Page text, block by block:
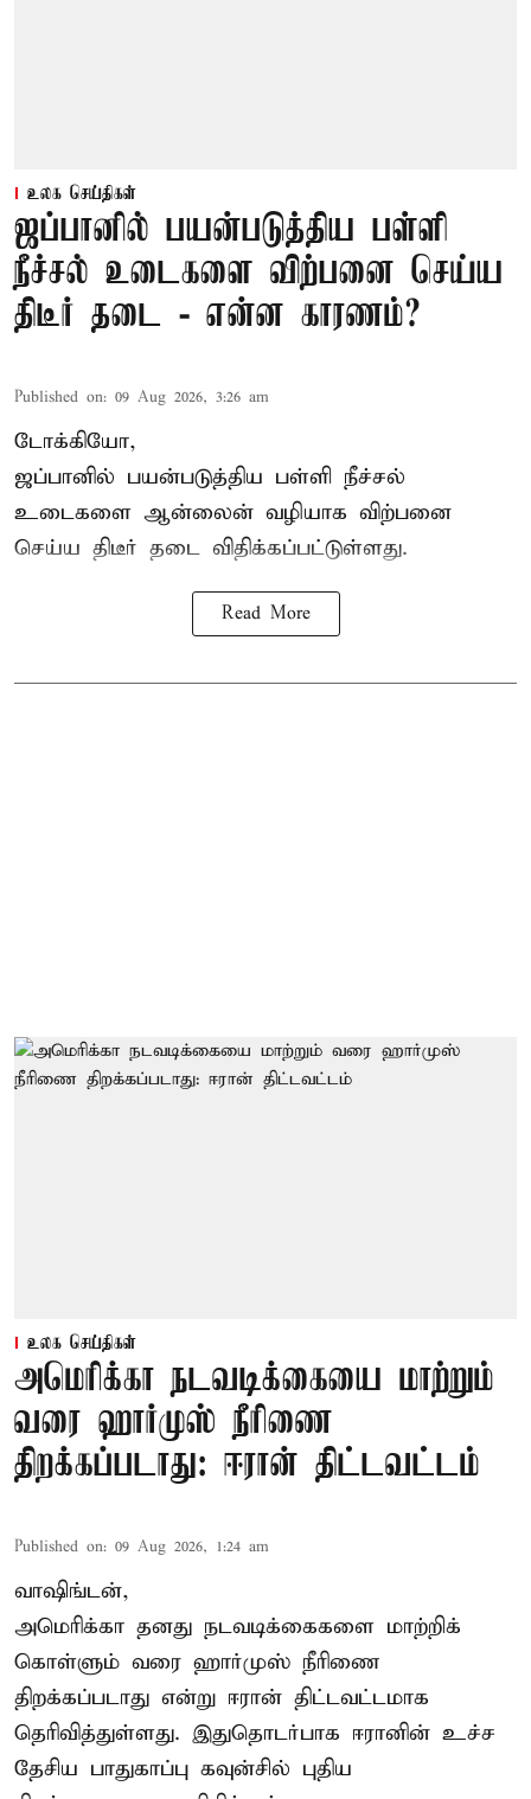
உலக செய்திகள்
ஜப்பானில் பயன்படுத்திய பள்ளி
நீச்சல் உடைகளை விற்பனை செய்ய
திடீர் தடை - என்ன காரணம்?
Published on: 09 Aug 2026, 3:26 am
டோக்கியோ,
ஜப்பானில் பயன்படுத்திய பள்ளி நீச்சல்
உடைகளை ஆன்லைன் வழியாக விற்பனை
செய்ய திடீர் தடை விதிக்கப்பட்டுள்ளது.
Read More
உலக செய்திகள்
அமெரிக்கா நடவடிக்கையை மாற்றும்
வரை ஹார்முஸ் நீரிணை
திறக்கப்படாது: ஈரான் திட்டவட்டம்
Published on: 09 Aug 2026, 1:24 am
வாஷிங்டன்,
அமெரிக்கா தனது நடவடிக்கைகளை மாற்றிக்
கொள்ளும் வரை ஹார்முஸ் நீரிணை
திறக்கப்படாது என்று ஈரான் திட்டவட்டமாக
தெரிவித்துள்ளது. இதுதொடர்பாக ஈரானின் உச்ச
தேசிய பாதுகாப்பு கவுன்சில் புதிய